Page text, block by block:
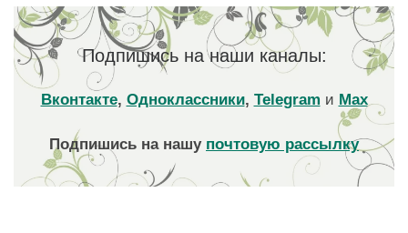
Подпишись на наши каналы:
Вконтакте, Одноклассники, Telegram и Max
Подпишись на нашу почтовую рассылку